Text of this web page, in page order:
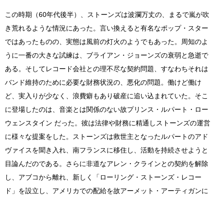
この時期（60年代後半）、ストーンズは波瀾万丈の、まるで嵐が吹
き荒れるような情況にあった。言い換えると有名なポップ・スター
ではあったものの、実態は風前の灯火のようでもあった。周知のよ
うに一番の大きな試練は、ブライアン・ジョーンズの衰弱と急逝で
ある。そしてレコード会社との理不尽な契約問題、すなわちそれは
バンド維持のために必要な財務状況の、悪化の問題。働けど働け
ど、実入りが少なく、浪費癖もあり破産に追い込まれていた。そこ
に登場したのは、音楽とは関係のない故プリンス・ルパート・ロー
ウェンスタイン だった。彼は法律や財務に精通しストーンズの運営
に様々な提案をした。ストーンズは救世主となったルパートのアド
ヴァイスを聞き入れ、南フランスに移住し、活動を持続させようと
目論んだのである。さらに非道なアレン・クラインとの契約を解除
し、アブコから離れ、新しく「ローリング・ストーンズ・レコー
ド」を設立し、アメリカでの配給を故アーメット・アーティガンに